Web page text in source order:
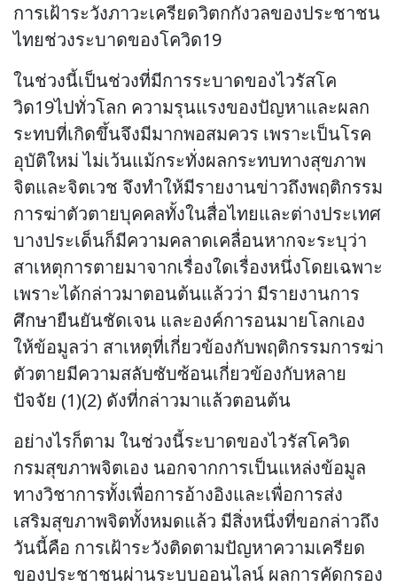
การเฝ้าระวังภาวะเครียดวิตกกังวลของประชาชน
ไทยช่วงระบาดของโควิด19
ในช่วงนี้เป็นช่วงที่มีการระบาดของไวรัสโค
วิด19ไปทั่วโลก ความรุนแรงของปัญหาและผลก
ระทบที่เกิดขึ้นจึงมีมากพอสมควร เพราะเป็นโรค
อุบัติใหม่ ไม่เว้นแม้กระทั่งผลกระทบทางสุขภาพ
จิตและจิตเวช จึงทำให้มีรายงานข่าวถึงพฤติกรรม
การฆ่าตัวตายบุคคลทั้งในสื่อไทยและต่างประเทศ
บางประเด็นก็มีความคลาดเคลื่อนหากจะระบุว่า
สาเหตุการตายมาจากเรื่องใดเรื่องหนึ่งโดยเฉพาะ
เพราะได้กล่าวมาตอนต้นแล้วว่า มีรายงานการ
ศึกษายืนยันชัดเจน และองค์การอนมายโลกเอง
ให้ข้อมูลว่า สาเหตุที่เกี่ยวข้องกับพฤติกรรมการฆ่า
ตัวตายมีความสลับซับซ้อนเกี่ยวข้องกับหลาย
ปัจจัย (1)(2) ดังที่กล่าวมาแล้วตอนต้น
อย่างไรก็ตาม ในช่วงนี้ระบาดของไวรัสโควิด
กรมสุขภาพจิตเอง นอกจากการเป็นแหล่งข้อมูล
ทางวิชาการทั้งเพื่อการอ้างอิงและเพื่อการส่ง
เสริมสุขภาพจิตทั้งหมดแล้ว มีสิ่งหนึ่งที่ขอกล่าวถึง
วันนี้คือ การเฝ้าระวังติดตามปัญหาความเครียด
ของประชาชนผ่านระบบออนไลน์ ผลการคัดกรอง